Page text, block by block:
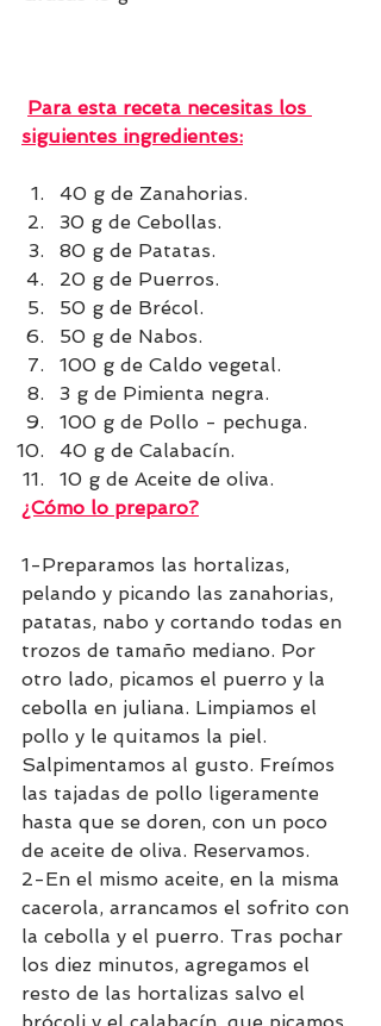
Para esta receta necesitas los
siguientes ingredientes:
40 g de Zanahorias.
30 g de Cebollas.
80 g de Patatas.
20 g de Puerros.
50 g de Brécol.
50 g de Nabos.
100 g de Caldo vegetal.
3 g de Pimienta negra.
100 g de Pollo - pechuga.
40 g de Calabacín.
10 g de Aceite de oliva.
¿Cómo lo preparo?
1-Preparamos las hortalizas,
pelando y picando las zanahorias,
patatas, nabo y cortando todas en
trozos de tamaño mediano. Por
otro lado, picamos el puerro y la
cebolla en juliana. Limpiamos el
pollo y le quitamos la piel.
Salpimentamos al gusto. Freímos
las tajadas de pollo ligeramente
hasta que se doren, con un poco
de aceite de oliva. Reservamos.
2-En el mismo aceite, en la misma
cacerola, arrancamos el sofrito con
la cebolla y el puerro. Tras pochar
los diez minutos, agregamos el
resto de las hortalizas salvo el